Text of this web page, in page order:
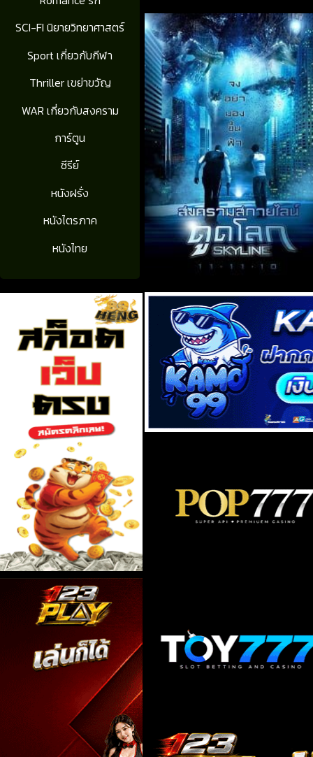
SCI-FI นิยายวิทยาศาสตร์
Sport เกี่ยวกับกีฬา
Thriller เขย่าขวัญ
WAR เกี่ยวกับสงคราม
การ์ตูน
ซีรีย์
หนังฝรั่ง
หนังไตรภาค
หนังไทย